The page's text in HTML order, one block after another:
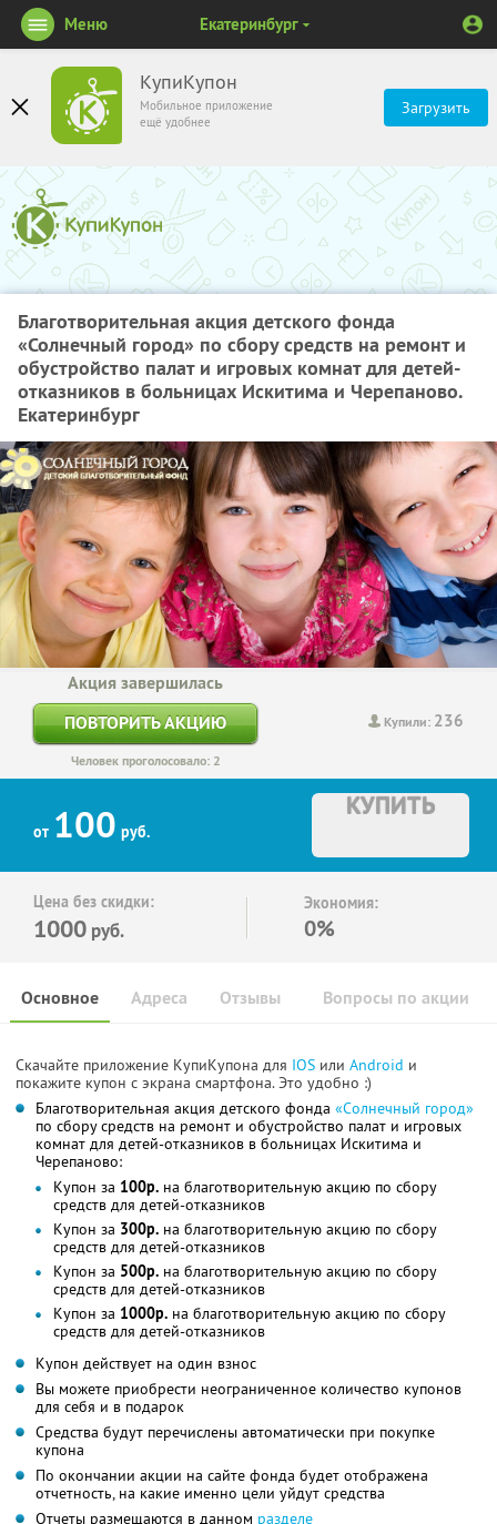
КупиКупон
Мобильное приложение
ещё удобнее
Загрузить
Меню Екатеринбург
Благотворительная акция детского фонда
«Солнечный город» по сбору средств на ремонт и
обустройство палат и игровых комнат для детей-
отказников в больницах Искитима и Черепаново.
Екатеринбург
Купили: 236
Акция завершилась
ПОВТОРИТЬ АКЦИЮ
Человек проголосовало: 2
от 100 руб.
КУПИТЬ
Цена без скидки:
1000 руб.
Экономия:
0%
Основное Отзывы Вопросы по акции
Адреса
Скачайте приложение КупиКупона для IOS или Android и
покажите купон с экрана смартфона. Это удобно :)
Благотворительная акция детского фонда «Солнечный город»
по сбору средств на ремонт и обустройство палат и игровых
комнат для детей-отказников в больницах Искитима и
Черепаново:
Купон за 100р. на благотворительную акцию по сбору
средств для детей-отказников
Купон за 300р. на благотворительную акцию по сбору
средств для детей-отказников
Купон за 500р. на благотворительную акцию по сбору
средств для детей-отказников
Купон за 1000р. на благотворительную акцию по сбору
средств для детей-отказников
Купон действует на один взнос
Вы можете приобрести неограниченное количество купонов
для себя и в подарок
Средства будут перечислены автоматически при покупке
купона
По окончании акции на сайте фонда будет отображена
отчетность, на какие именно цели уйдут средства
Отчеты размещаются в данном разделе